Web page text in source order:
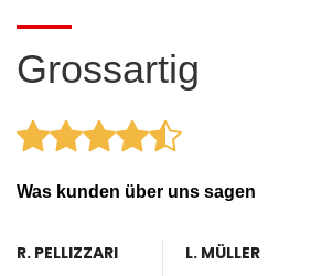
Grossartig
Was kunden über uns sagen
R. PELLIZZARI L. MÜLLER